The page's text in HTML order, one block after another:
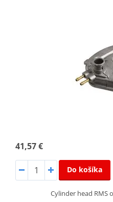
41,57 €
Do košíka
Cylinder head RMS